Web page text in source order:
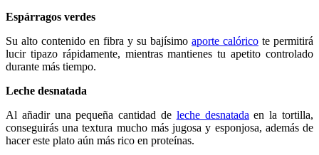
Espárragos verdes
Su alto contenido en fibra y su bajísimo aporte calórico te permitirá
lucir tipazo rápidamente, mientras mantienes tu apetito controlado
durante más tiempo.
Leche desnatada
Al añadir una pequeña cantidad de leche desnatadaen la tortilla,
conseguirás una textura mucho más jugosa y esponjosa, además de
hacer este plato aún más rico en proteínas.